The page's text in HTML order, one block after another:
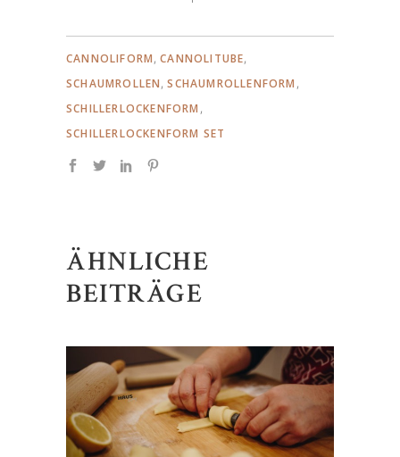
CANNOLIFORM,CANNOLITUBE,
SCHAUMROLLEN,SCHAUMROLLENFORM ,
SCHILLERLOCKENFORM ,
SCHILLERLOCKENFORM SET
ÄHNLICHE
BEITRÄGE